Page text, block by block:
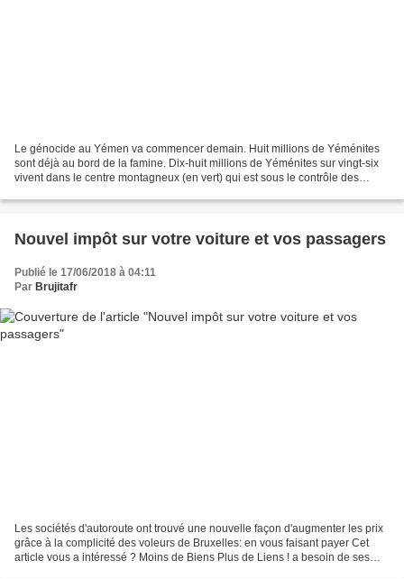
Le génocide au Yémen va commencer demain. Huit millions de Yéménites
sont déjà au bord de la famine. Dix-huit millions de Yéménites sur vingt-six
vivent dans le centre montagneux (en vert) qui est sous le contrôle des
Nouvel impôt sur votre voiture et vos passagers
Publié le 17/06/2018 à 04:11
Par Brujitafr
Les sociétés d'autoroute ont trouvé une nouvelle façon d'augmenter les prix
grâce à la complicité des voleurs de Bruxelles: en vous faisant payer Cet
article vous a intéressé ? Moins de Biens Plus de Liens ! a besoin de ses